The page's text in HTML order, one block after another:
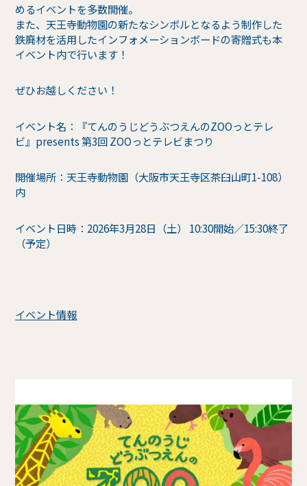
めるイベントを多数開催。
また、天王寺動物園の新たなシンボルとなるよう制作した
鉄廃材を活用したインフォメーションボードの寄贈式も本
イベント内で行います！
ぜひお越しください！
イベント名：『てんのうじどうぶつえんのZOOっとテレ
ビ』presents 第3回 ZOOっとテレビまつり
開催場所：天王寺動物園（大阪市天王寺区茶臼山町1-108）
内
イベント日時：2026年3月28日（土） 10:30開始／15:30終了
（予定）
イベント情報